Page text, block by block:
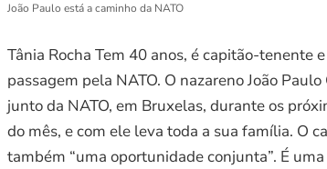
João Paulo está a caminho da NATO
Tânia Rocha Tem 40 anos, é capitão-
passagem pela NATO. O nazareno João
junto da NATO, em Bruxelas, durante os
do mês, e com ele leva toda a sua família. O
também “uma oportunidade conjunta”. É